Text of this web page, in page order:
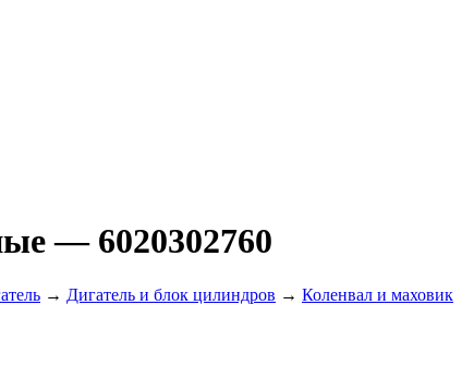
— 6020302760
→ Дигатель и блок цилиндров → Коленвал и маховик